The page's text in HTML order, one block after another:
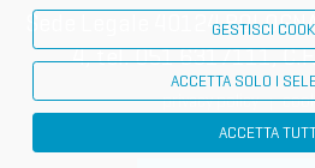
Sede Legale 40124
4, tel. 051 6317111,
privacy policy
GESTISCI
ACCETTA SOLO I
ACCETTA